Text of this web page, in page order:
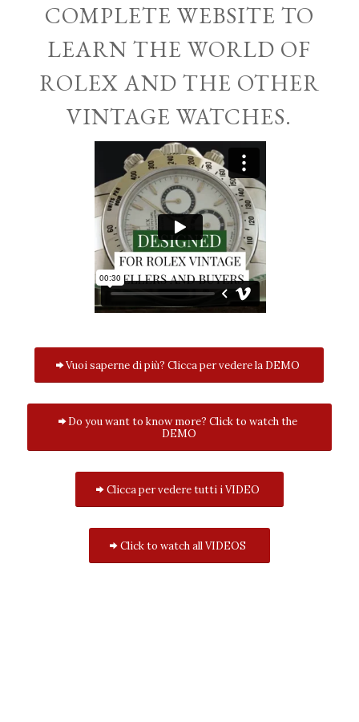
COMPLETE WEBSITE TO
LEARN THE WORLD OF
ROLEX AND THE OTHER
VINTAGE WATCHES.
Vuoi saperne di più? Clicca per vedere la DEMO
Do you want to know more? Click to watch the
DEMO
Clicca per vedere tutti i VIDEO
Click to watch all VIDEOS